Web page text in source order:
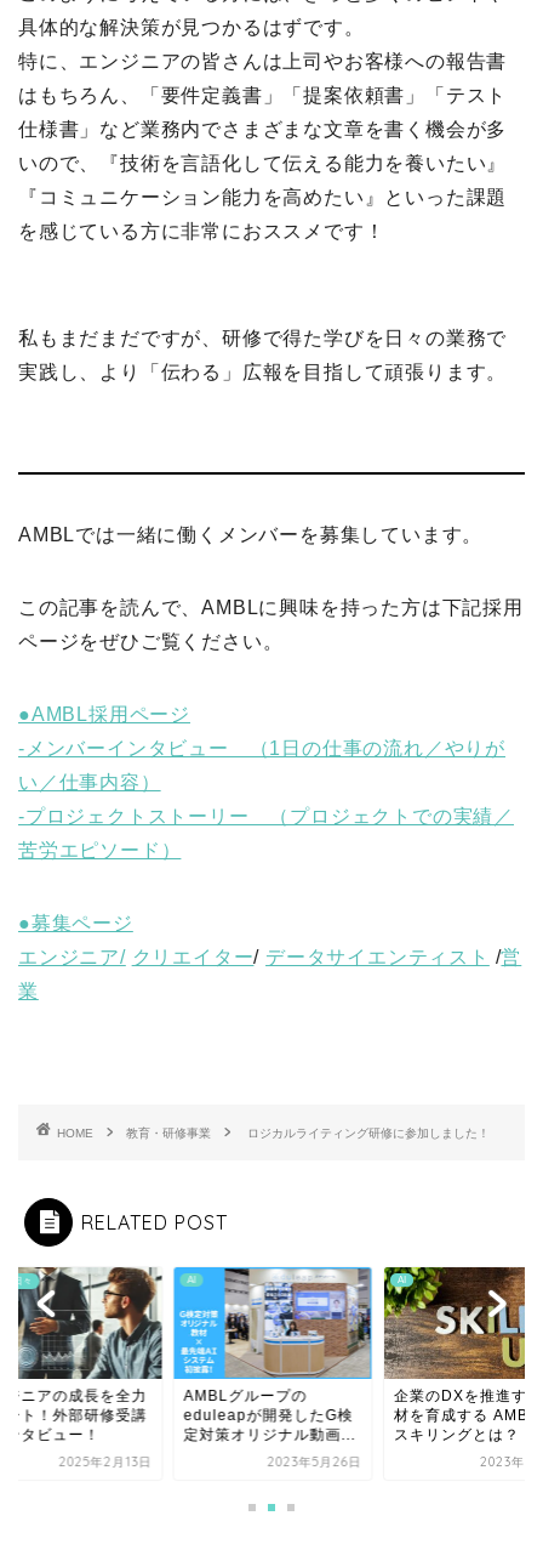
具体的な解決策が見つかるはずです。
特に、エンジニアの皆さんは上司やお客様への報告書
はもちろん、「要件定義書」「提案依頼書」「テスト
仕様書」など業務内でさまざまな文章を書く機会が多
いので、『技術を言語化して伝える能力を養いたい』
『コミュニケーション能力を高めたい』といった課題
を感じている方に非常におススメです！
私もまだまだですが、研修で得た学びを日々の業務で
実践し、より「伝わる」広報を目指して頑張ります。
AMBLでは一緒に働くメンバーを募集しています。
この記事を読んで、AMBLに興味を持った方は下記採用
ページをぜひご覧ください。
●AMBL採用ページ
-メンバーインタビュー （1日の仕事の流れ／やりが
い／仕事内容）
-プロジェクトストーリー （プロジェクトでの実績／
苦労エピソード）
●募集ページ
エンジニア/ クリエイター/ データサイエンティスト /営
業
HOME 教育・研修事業 ロジカルライティング研修に参加しました！
RELATED POST
の日々
ジニアの成長を全力
ート！外部研修受講
ンタビュー！
2025年2月13日
AI
AMBLグループの
eduleapが開発したG検
定対策オリジナル動画...
2023年5月26日
AI
企業のDXを推進す
材を育成する AMBL
スキリングとは？
2023年8